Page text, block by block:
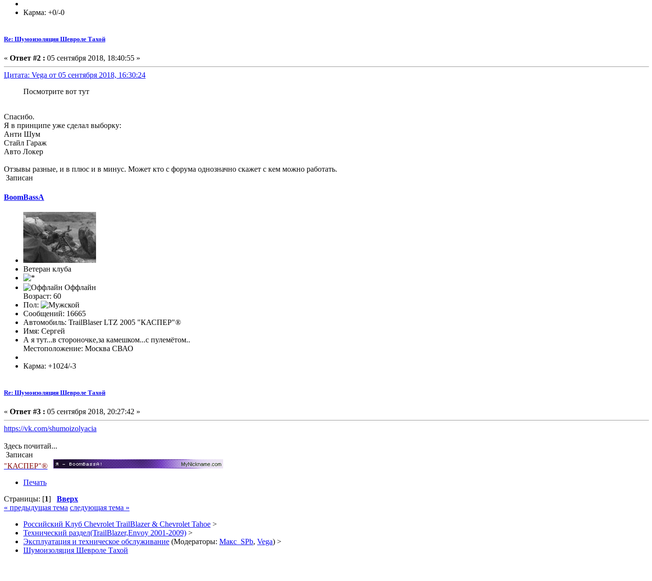
Карма: +0/-0
Re: Шумоизоляция Шевроле Тахой
« Ответ #2 : 05 сентября 2018, 18:40:55 »
Цитата: Vega от 05 сентября 2018, 16:30:24
Посмотрите вот тут
Спасибо.
Я в принципе уже сделал выборку:
Анти Шум
Стайл Гараж
Авто Локер
Отзывы разные, и в плюс и в минус. Может кто с форума однозначно скажет с кем можно работать.
Записан
BoomBassA
Ветеран клуба
Оффлайн
Возраст: 60
Пол:
Сообщений: 16665
Автомобиль: TrailBlaser LTZ 2005 "КАСПЕР"®
Имя: Сергей
А я тут...в стороночке,за камешком...с пулемётом..
Местоположение: Москва СВАО
Карма: +1024/-3
Re: Шумоизоляция Шевроле Тахой
« Ответ #3 : 05 сентября 2018, 20:27:42 »
https://vk.com/shumoizolyacia
Здесь почитай...
Записан
"КАСПЕР"®
Печать
Страницы: [1] Вверх
« предыдущая тема следующая тема »
Российский Клуб Chevrolet TrailBlazer & Chevrolet Tahoe >
Технический раздел(TrailBlazer,Envoy 2001-2009) >
Эксплуатация и техническое обслуживание (Модераторы: Макс_SPb, Vega) >
Шумоизоляция Шевроле Тахой